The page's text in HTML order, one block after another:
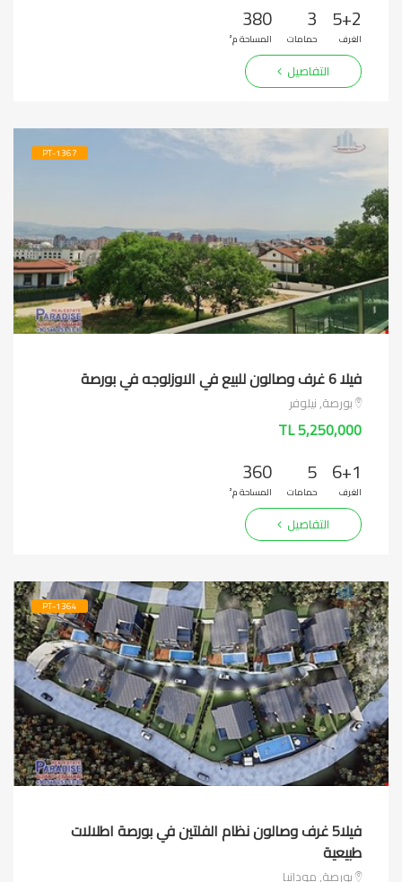
5+2
الغرف
3
حمامات
380
المساحة م²
التفاصيل
PT-1367
فيلا 6 غرف وصالون للبيع في الاوزلوجه في بورصة
بورصة, نيلوفر
5,250,000 TL
6+1
الغرف
5
حمامات
360
المساحة م²
التفاصيل
PT-1364
فيلا5 غرف وصالون نظام الفلتين في بورصة اطلالات
طبيعية
بورصة, مودانيا